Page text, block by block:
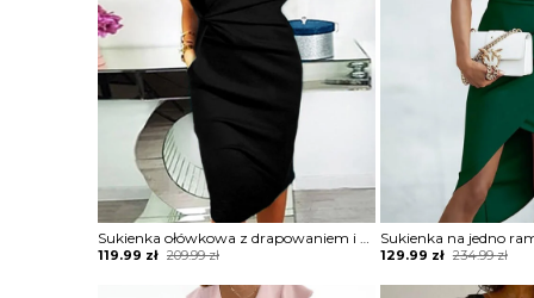
Sukienka ołówkowa z drapowaniem i dekoltem w łódkę
209.99zł
Original
119.99 zł
Current
234.99zł
Original
was:
129.99 zł
Current
is: